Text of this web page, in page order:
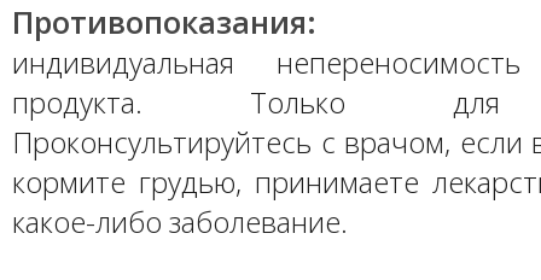
Противопоказания:
индивидуальная
продукта. Только для
Проконсультируйтесь с врачом,
кормите грудью, принимаете
какое-либо заболевание.